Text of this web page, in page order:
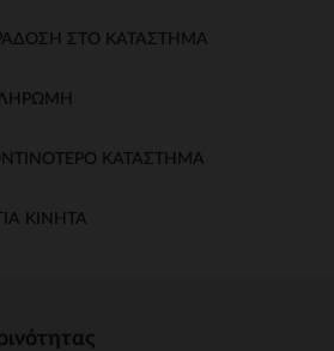
ΣΤΟ ΚΑΤΆΣΤΗΜΑ
ΚΑΤΆΣΤΗΜΑ
ΚΙΝΗΤΆ